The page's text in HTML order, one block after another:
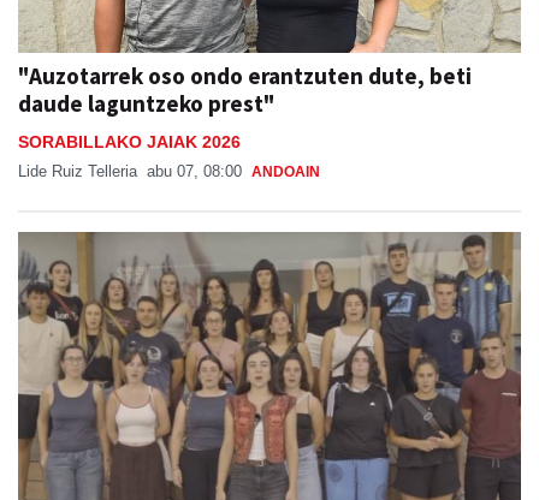
"Auzotarrek oso ondo erantzuten dute, beti
daude laguntzeko prest"
SORABILLAKO JAIAK 2026
Lide Ruiz Telleria abu 07, 08:00 ANDOAIN